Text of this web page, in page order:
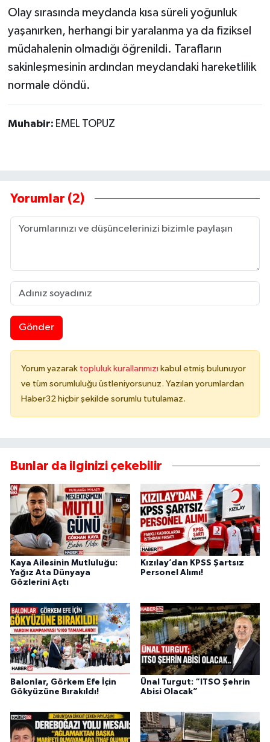
Olay sırasında meydanda kısa süreli yoğunluk
yaşanırken, herhangi bir yaralanma ya da fiziksel
müdahalenin olmadığı öğrenildi. Tarafların
sakinleşmesinin ardından meydandaki hareketlilik
normale döndü.
Muhabir: EMEL TOPUZ
Yorumlar (2)
Gönder
Yorum yazarak topluluk kurallarımızı kabul etmiş bulunuyor
ve tüm sorumluluğu üstleniyorsunuz. Yazılan yorumlardan
Haber32 hiçbir şekilde sorumlu tutulamaz.
Bunlar da ilginizi çekebilir
Kaya Ailesinin Mutluluğu:
Yağız Ata Dünyaya
Gözlerini Açtı
Kızılay’dan KPSS Şartsız
Personel Alımı!
Balonlar, Görkem Efe İçin
Gökyüzüne Bırakıldı!
Ünal Turgut: “ITSO Şehrin
Abisi Olacak”